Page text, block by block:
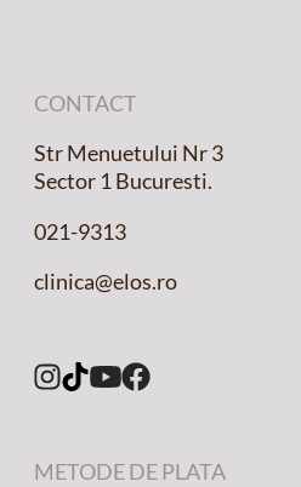
CONTACT
Str Menuetului Nr 3
Sector 1 Bucuresti.
021-9313
clinica@elos.ro
METODE DE PLATA